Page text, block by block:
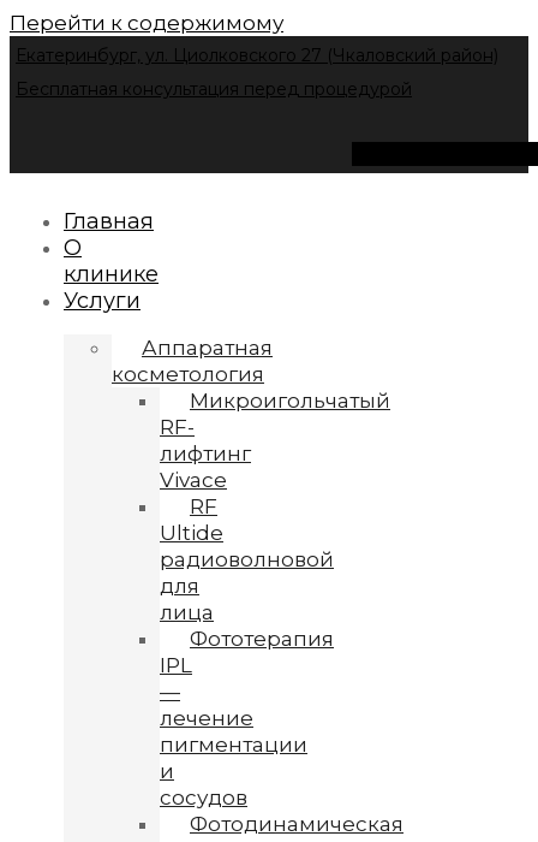
Перейти к содержимому
Екатеринбург, ул. Циолковского 27 (Чкаловский район)
Бесплатная консультация перед процедурой
Главная
О
клинике
Услуги
Аппаратная
косметология
Микроигольчатый
RF-
лифтинг
Vivace
RF
Ultide
радиоволновой
для
лица
Фототерапия
IPL
—
лечение
пигментации
и
сосудов
Фотодинамическая